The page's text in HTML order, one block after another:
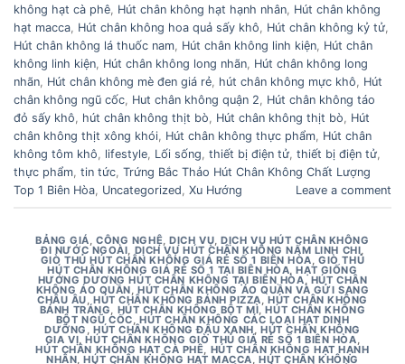
không hạt cà phê, Hút chân không hạt hạnh nhân, Hút chân không
hạt macca, Hút chân không hoa quả sấy khô, Hút chân không kỷ tử,
Hút chân không lá thuốc nam, Hút chân không linh kiện, Hút chân
không linh kiện, Hút chân không long nhãn, Hút chân không long
nhãn, Hút chân không mè đen giá rẻ, hút chân không mực khô, Hút
chân không ngũ cốc, Hut chân không quận 2, Hút chân không táo
đỏ sấy khô, hút chân không thịt bò, Hút chân không thịt bò, Hút
chân không thịt xông khói, Hút chân không thực phẩm, Hút chân
không tôm khô, lifestyle, Lối sống, thiết bị điện tử, thiết bị điện tử,
thực phẩm, tin tức, Trứng Bắc Thảo Hút Chân Không Chất Lượng
Top 1 Biên Hòa, Uncategorized, Xu Hướng Leave a comment
BẢNG GIÁ,CÔNG NGHỆ,DỊCH VỤ,DỊCH VỤ HÚT CHÂN KHÔNG
ĐI NƯỚC NGOÀI, DỊCH VỤ HÚT CHÂN KHÔNG NẤM LINH CHI,
GIÒ THỦ HÚT CHÂN KHÔNG GIÁ RẺ SỐ 1 BIÊN HÒA,GIÒ THỦ
HÚT CHÂN KHÔNG GIÁ RẺ SỐ 1 TẠI BIÊN HÒA,HẠT GIỐNG
HƯỚNG DƯƠNG HÚT CHÂN KHÔNG TẠI BIÊN HÒA, HÚT CHÂN
KHÔNG ÁO QUẦN,HÚT CHÂN KHÔNG ÁO QUẦN VÀ GỬI SANG
CHÂU ÂU,HÚT CHÂN KHÔNG BÁNH PIZZA,HÚT CHÂN KHÔNG
BÁNH TRÁNG, HÚT CHÂN KHÔNG BỘT MÌ,HÚT CHÂN KHÔNG
BỘT NGŨ CỐC,HÚT CHÂN KHÔNG CÁC LOẠI HẠT DINH
DƯỠNG ,HÚT CHÂN KHÔNG ĐẬU XANH,HÚT CHÂN KHÔNG
GIA VỊ,HÚT CHÂN KHÔNG GIÒ THỦ GIÁ RẺ SỐ 1 BIÊN HÒA,
HÚT CHÂN KHÔNG HẠT CÀ PHÊ, HÚT CHÂN KHÔNG HẠT HẠNH
NHÂN,HÚT CHÂN KHÔNG HẠT MACCA,HÚT CHÂN KHÔNG